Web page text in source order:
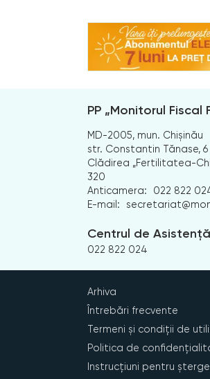
PP „Monitorul Fiscal
MD-2005, mun. Chișinău
str. Constantin Tănase, 6
Clădirea „Fertilitatea-
320
Anticamera:
022 822
E-mail:
Centrul de
022 822 024
Arhiva
Întrebări frecvente
Termeni și condiții de
Politica de
Instrucțiuni pentru